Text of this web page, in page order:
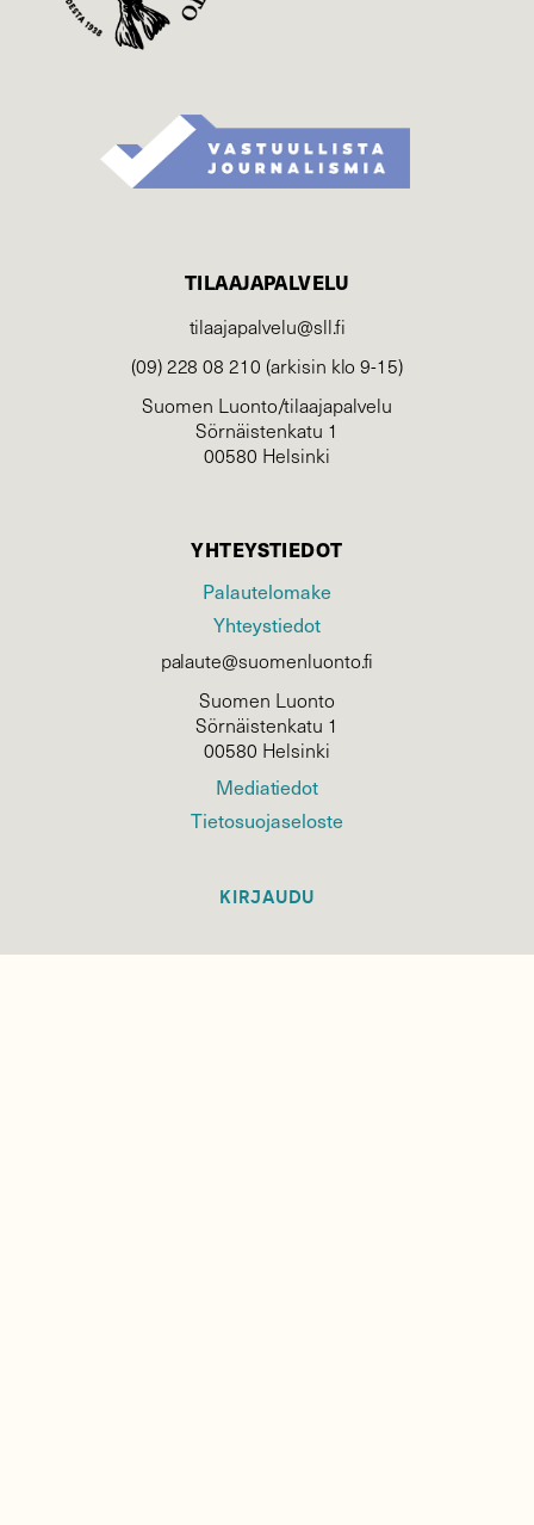
TILAAJAPALVELU
tilaajapalvelu@sll.fi
(09) 228 08 210 (arkisin klo 9-15)
Suomen Luonto/tilaajapalvelu
Sörnäistenkatu 1
00580 Helsinki
YHTEYSTIEDOT
Palautelomake
Yhteystiedot
palaute@suomenluonto.fi
Suomen Luonto
Sörnäistenkatu 1
00580 Helsinki
Mediatiedot
Tietosuojaseloste
KIRJAUDU